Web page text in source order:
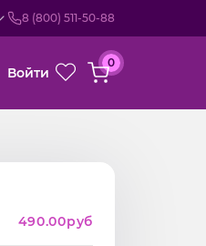
8 (800) 511-50-88
Войти
0
490.00руб